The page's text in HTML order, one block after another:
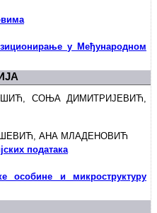
у Међународном
СОЊА ДИМИТРИЈЕВИЋ,
АНА МЛАДЕНОВИЋ
података
особине и микроструктуру